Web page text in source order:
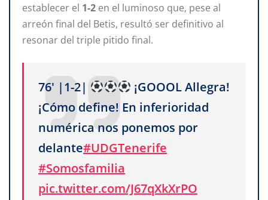
establecer el 1-2 en el luminoso que, pese al
arreón final del Betis, resultó ser definitivo al
resonar del triple pitido final.
76' |1-2|
¡GOOOL Allegra!
¡Cómo define! En inferioridad
numérica nos ponemos por
delante#UDGTenerife
#Somosfamilia
pic.twitter.com/J67qXkXrPO